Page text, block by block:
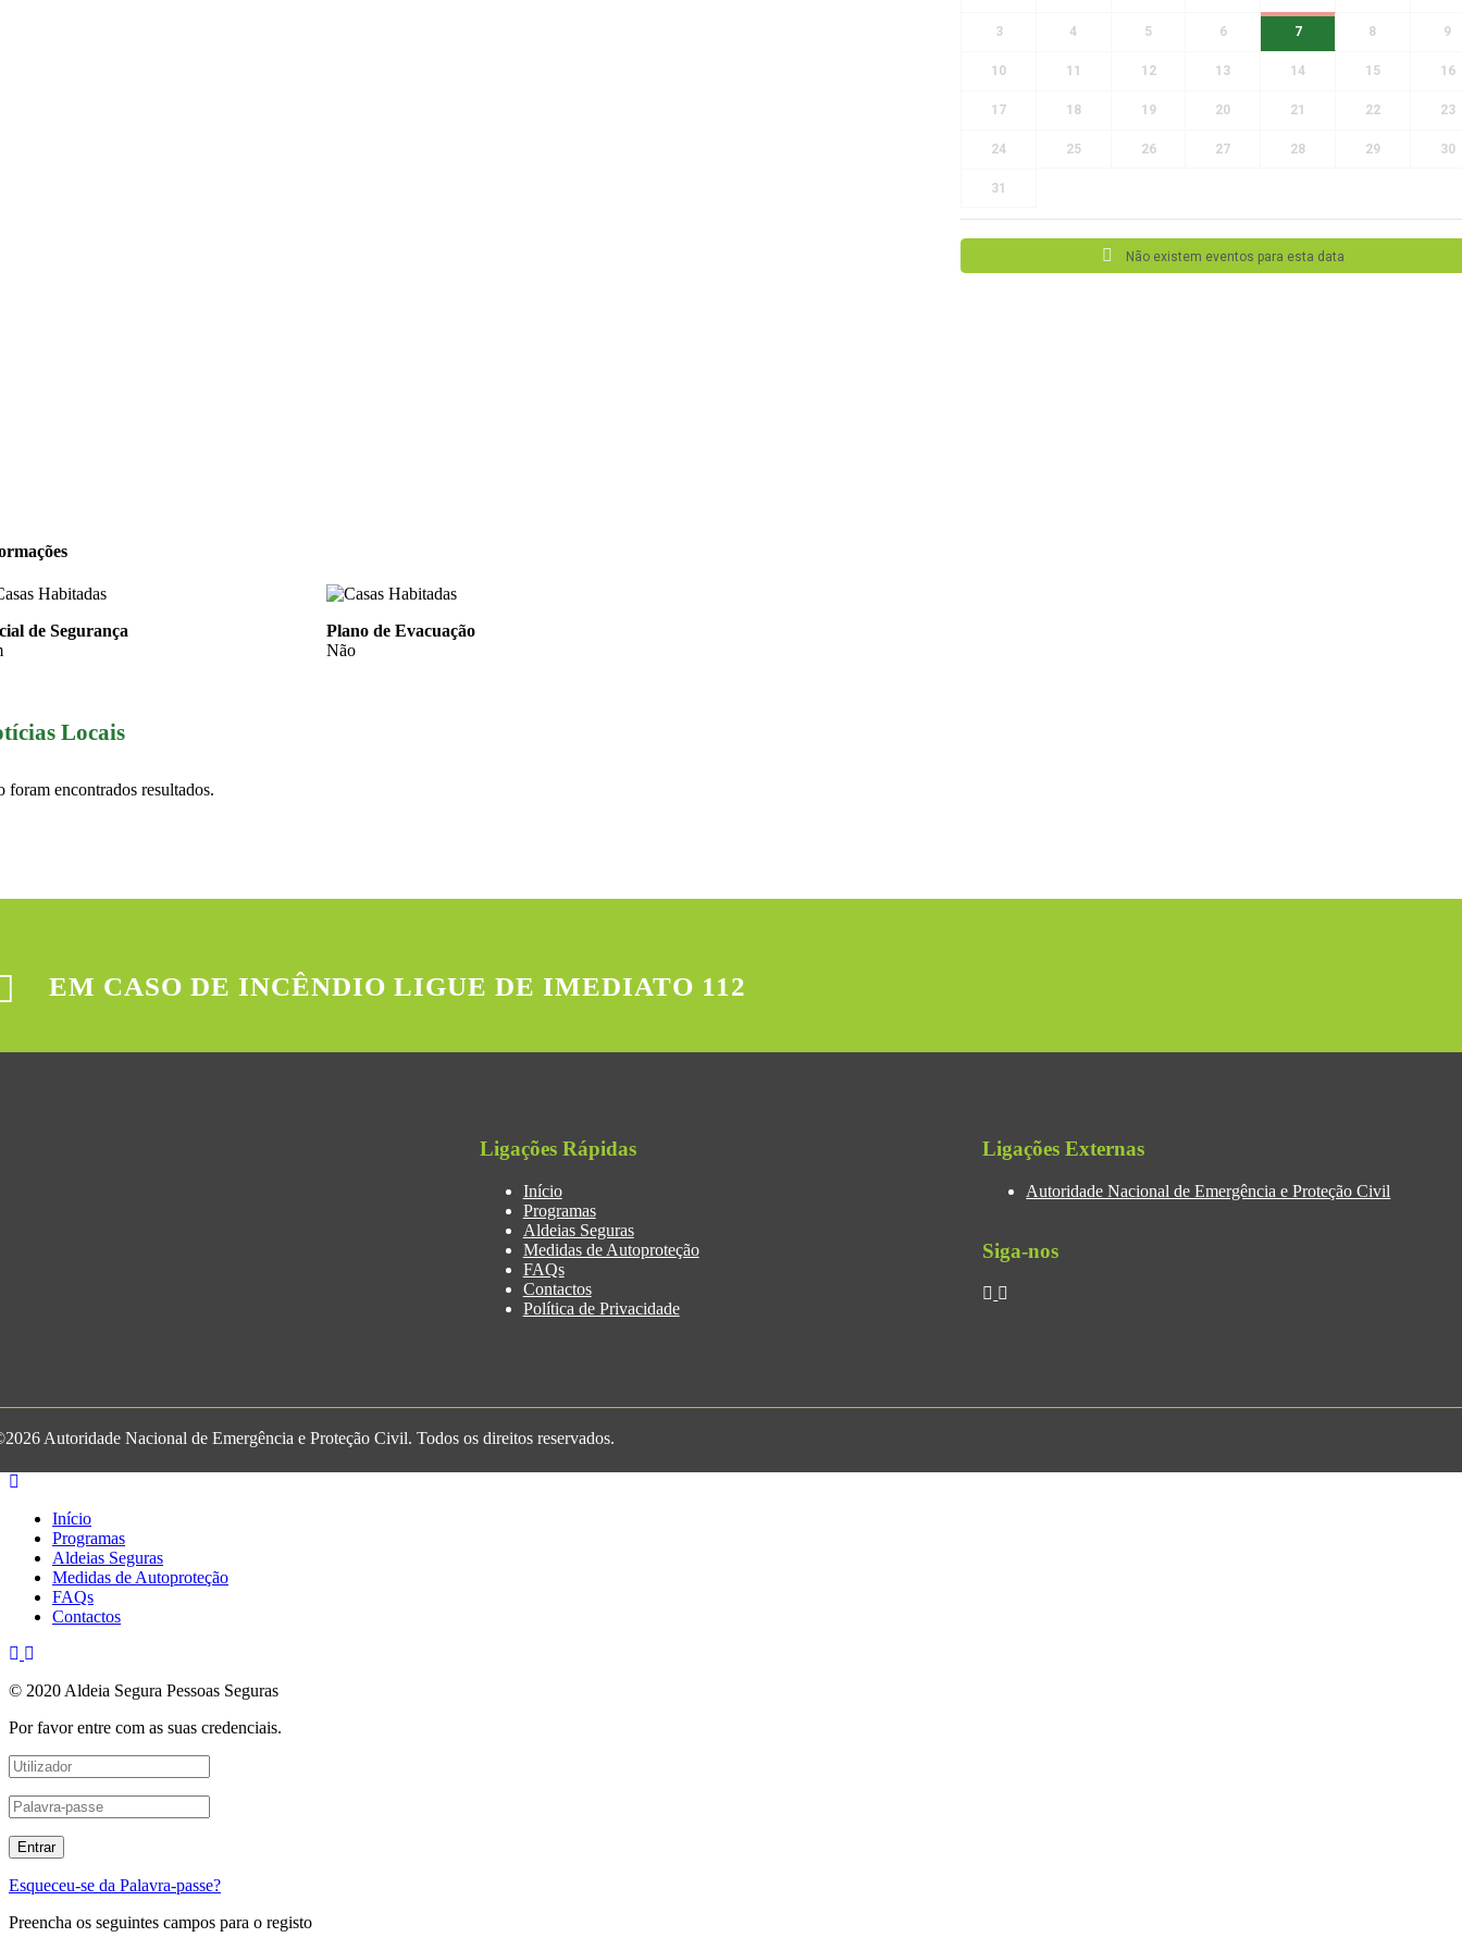
de Segurança
Plano de Evacuação
Não
Locais
foram encontrados resultados.
3 4 5 6 7 8 9
10 11 12 13 14 15 16
17 18 19 20 21 22 23
24 25 26 27 28 29 30
31
Não existem eventos para esta data
EM CASO DE INCÊNDIO LIGUE DE IMEDIATO 112
Ligações Rápidas
Início
Programas
Aldeias Seguras
Medidas de Autoproteção
FAQs
Contactos
Política de Privacidade
Ligações Externas
Autoridade Nacional de Emergência e Proteção Civil
Siga-nos
Autoridade Nacional de Emergência e Proteção Civil. Todos os direitos reservados.
Início
Programas
Aldeias Seguras
Medidas de Autoproteção
FAQs
Contactos
© 2020 Aldeia Segura Pessoas Seguras
Por favor entre com as suas credenciais.
Esqueceu-se da Palavra-passe?
Preencha os seguintes campos para o registo